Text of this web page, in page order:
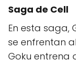
Saga de Cell
En esta saga,
se enfrentan
Goku entrena